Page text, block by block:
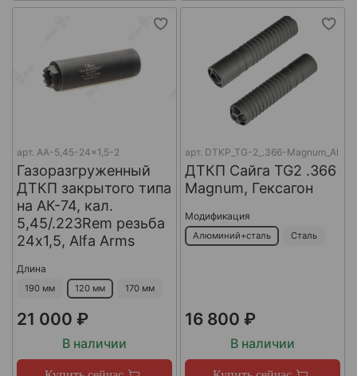
арт. AA-5,45-24x1,5-2
Газоразгруженный
ДТКП закрытого типа
на АК-74, кал.
5,45/.223Rem резьба
24х1,5, Alfa Arms
Длина
190 мм 120 мм 170 мм
21 000 ₽
В наличии
арт. DTKP_TG-2_.366-Magnum_Al
ДТКП Сайга TG2 .366
Magnum, Гексагон
Модификация
Алюминий+сталь Сталь
16 800 ₽
В наличии